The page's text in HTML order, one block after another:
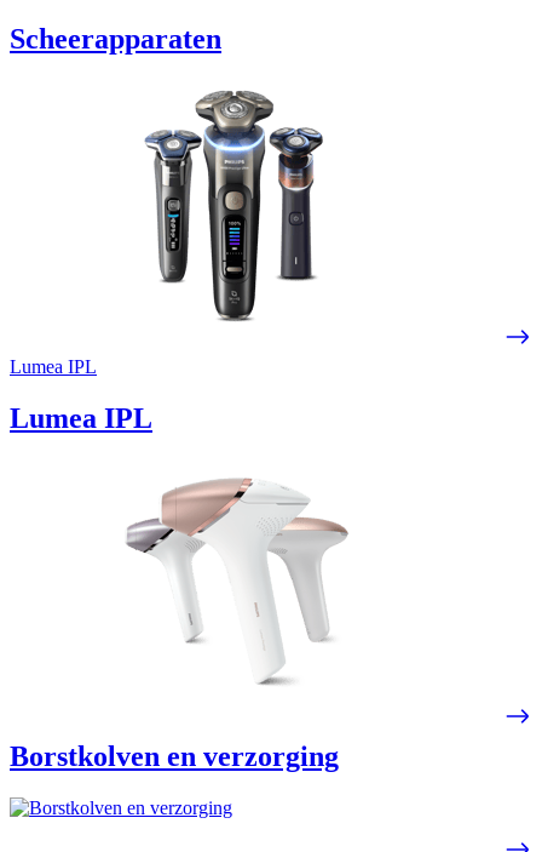
Scheerapparaten
Lumea IPL
Lumea IPL
Borstkolven en verzorging